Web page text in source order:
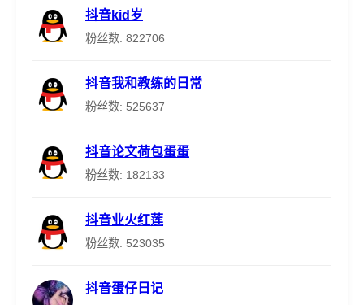
抖音kid岁
粉丝数: 822706
抖音我和教练的日常
粉丝数: 525637
抖音论文荷包蛋蛋
粉丝数: 182133
抖音业火红莲
粉丝数: 523035
抖音蛋仔日记